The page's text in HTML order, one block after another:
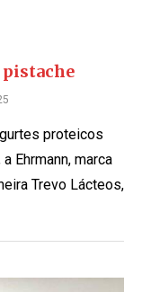
proteicos
Ehrmann, marca
Trevo Lácteos,